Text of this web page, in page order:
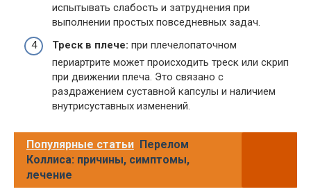
испытывать слабость и затруднения при
выполнении простых повседневных задач.
Треск в плече: при плечелопаточном
периартрите может происходить треск или скрип
при движении плеча. Это связано с
раздражением суставной капсулы и наличием
внутрисуставных изменений.
Популярные статьи Перелом
Коллиса: причины, симптомы,
лечение